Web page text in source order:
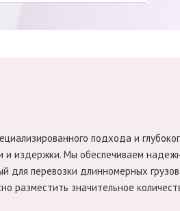
подхода и
и издержки. Мы обеспечиваем
для перевозки длинномерных
разместить значительное